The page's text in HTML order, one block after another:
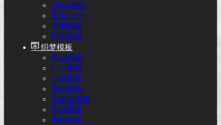
Zblog模板
帝国CMS
苹果模板
网页模板
织梦模板
商业模板
门户模板
小说模板
淘客模板
下载站模板
商城模板
手机模板